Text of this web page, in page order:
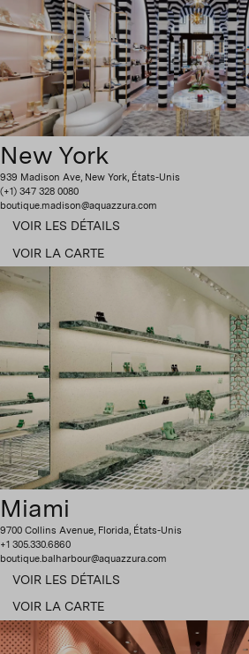
New York
939 Madison Ave, New York, États-Unis
(+1) 347 328 0080
boutique.madison@aquazzura.com
VOIR LES DÉTAILS
VOIR LA CARTE
Miami
9700 Collins Avenue, Florida, États-Unis
+1 305.330.6860
boutique.balharbour@aquazzura.com
VOIR LES DÉTAILS
VOIR LA CARTE